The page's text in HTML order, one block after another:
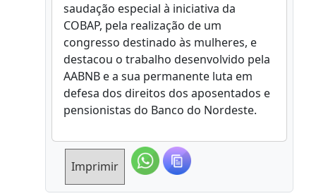
saudação especial à iniciativa da
COBAP, pela realização de um
congresso destinado às mulheres, e
destacou o trabalho desenvolvido pela
AABNB e a sua permanente luta em
defesa dos direitos dos aposentados e
pensionistas do Banco do Nordeste.
Imprimir